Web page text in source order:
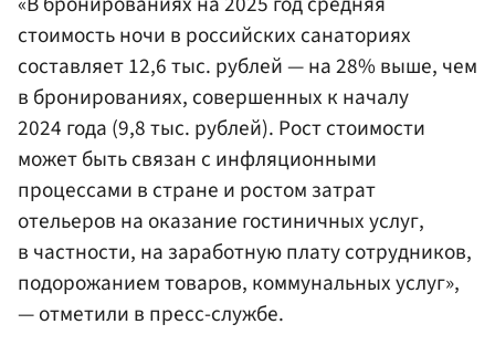
стоимость ночи в российских санаториях
составляет 12,6 тыс. рублей — на 28% выше, чем
в бронированиях, совершенных к началу
2024 года (9,8 тыс. рублей). Рост стоимости
может быть связан с инфляционными
процессами в стране и ростом затрат
отельеров на оказание гостиничных услуг,
в частности, на заработную плату сотрудников,
подорожанием товаров, коммунальных услуг»,
— отметили в пресс-службе.